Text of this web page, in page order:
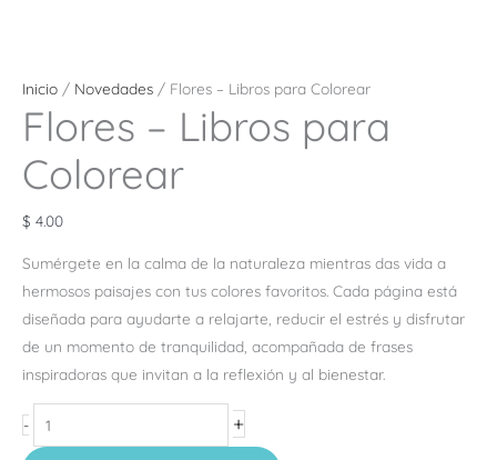
Inicio / Novedades / Flores – Libros para Colorear
Flores – Libros para
Colorear
$ 4.00
Sumérgete en la calma de la naturaleza mientras das vida a
hermosos paisajes con tus colores favoritos. Cada página está
diseñada para ayudarte a relajarte, reducir el estrés y disfrutar
de un momento de tranquilidad, acompañada de frases
inspiradoras que invitan a la reflexión y al bienestar.
- +